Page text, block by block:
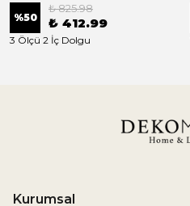
%50
₺ 825.98
₺ 412.99
3 Ölçü 2 İç Dolgu
Kurumsal